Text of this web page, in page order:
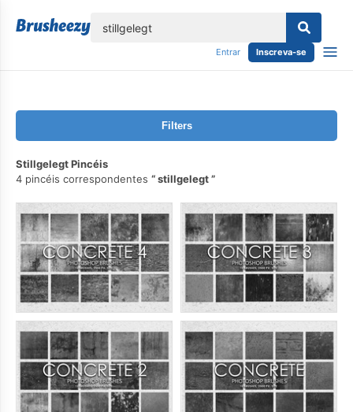
Entrar Inscreva-se
Filters
Stillgelegt Pincéis
4 pincéis correspondentes
stillgelegt